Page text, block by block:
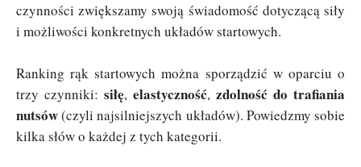
czynności zwiększamy swoją świadomość dotyczącą siły
i możliwości konkretnych układów startowych.
Ranking rąk startowych można sporządzić w oparciu o
trzy czynniki: siłę, elastyczność, zdolność do trafiania
nutsów(czyli najsilniejszych układów). Powiedzmy sobie
kilka słów o każdej z tych kategorii.